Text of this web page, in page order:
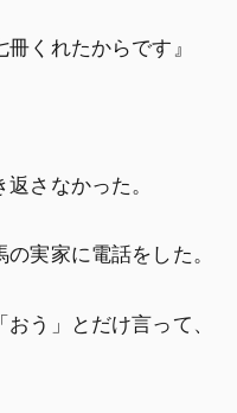
くれたからです』
さなかった。
実家に電話をした。
う」とだけ言って、